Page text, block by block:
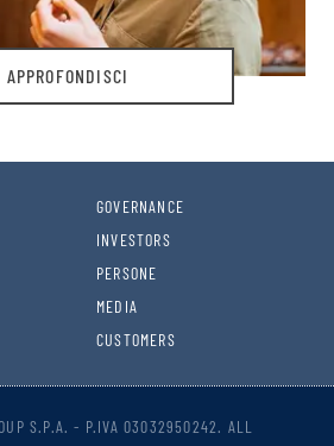
APPROFONDISCI
GOVERNANCE
INVESTORS
PERSONE
MEDIA
CUSTOMERS
S.P.A. - P.IVA 03032950242. ALL